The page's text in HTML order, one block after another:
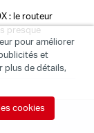
: le routeur
presque
pour améliorer
et
plus de détails,
cookies